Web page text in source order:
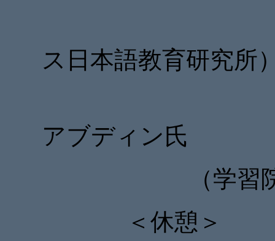
ス日本語教育研究所
アブディン氏
（学
＜休憩＞